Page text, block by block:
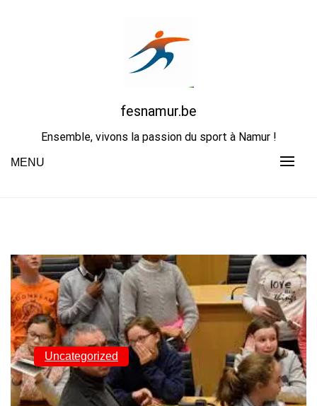
fesnamur.be
Ensemble, vivons la passion du sport à Namur !
MENU
Uncategorized